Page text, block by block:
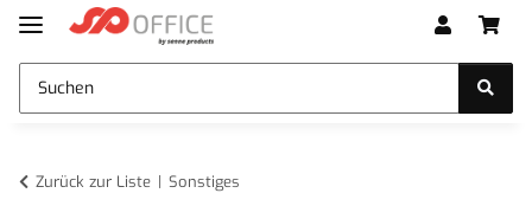
Zurück zur Liste Sonstiges